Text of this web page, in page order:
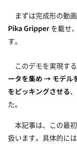
まずは完成形の動
Pika Gripper を載せ
す。
このデモを実現する
ータを集め → モデル
をピッキングさせる
た。
本記事は、この最
扱います。具体的には